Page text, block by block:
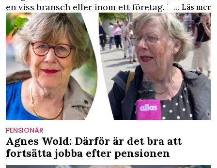
en viss bransch eller inom ett företag. Det kan
vara svårt att veta vad man vill bli och det är allt
vanligare att byta karriär mitt i livet. Här hittar
du vår samling av karriärrelaterade artiklar med
allt från kändisar till läsarberättelser och tips!
... Läs mer
PENSIONÄR
Agnes Wold: Därför är det bra att
fortsätta jobba efter pensionen